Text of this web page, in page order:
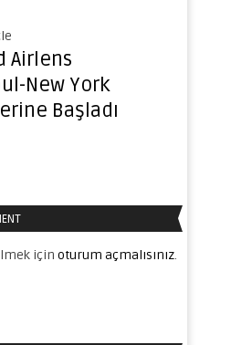
Airlens
New York
Başladı
için oturum açmalısınız.